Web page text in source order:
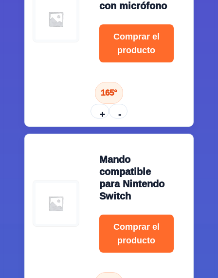
con micrófono
Comprar el
producto
165°
+ -
Mando
compatible
para Nintendo
Switch
Comprar el
producto